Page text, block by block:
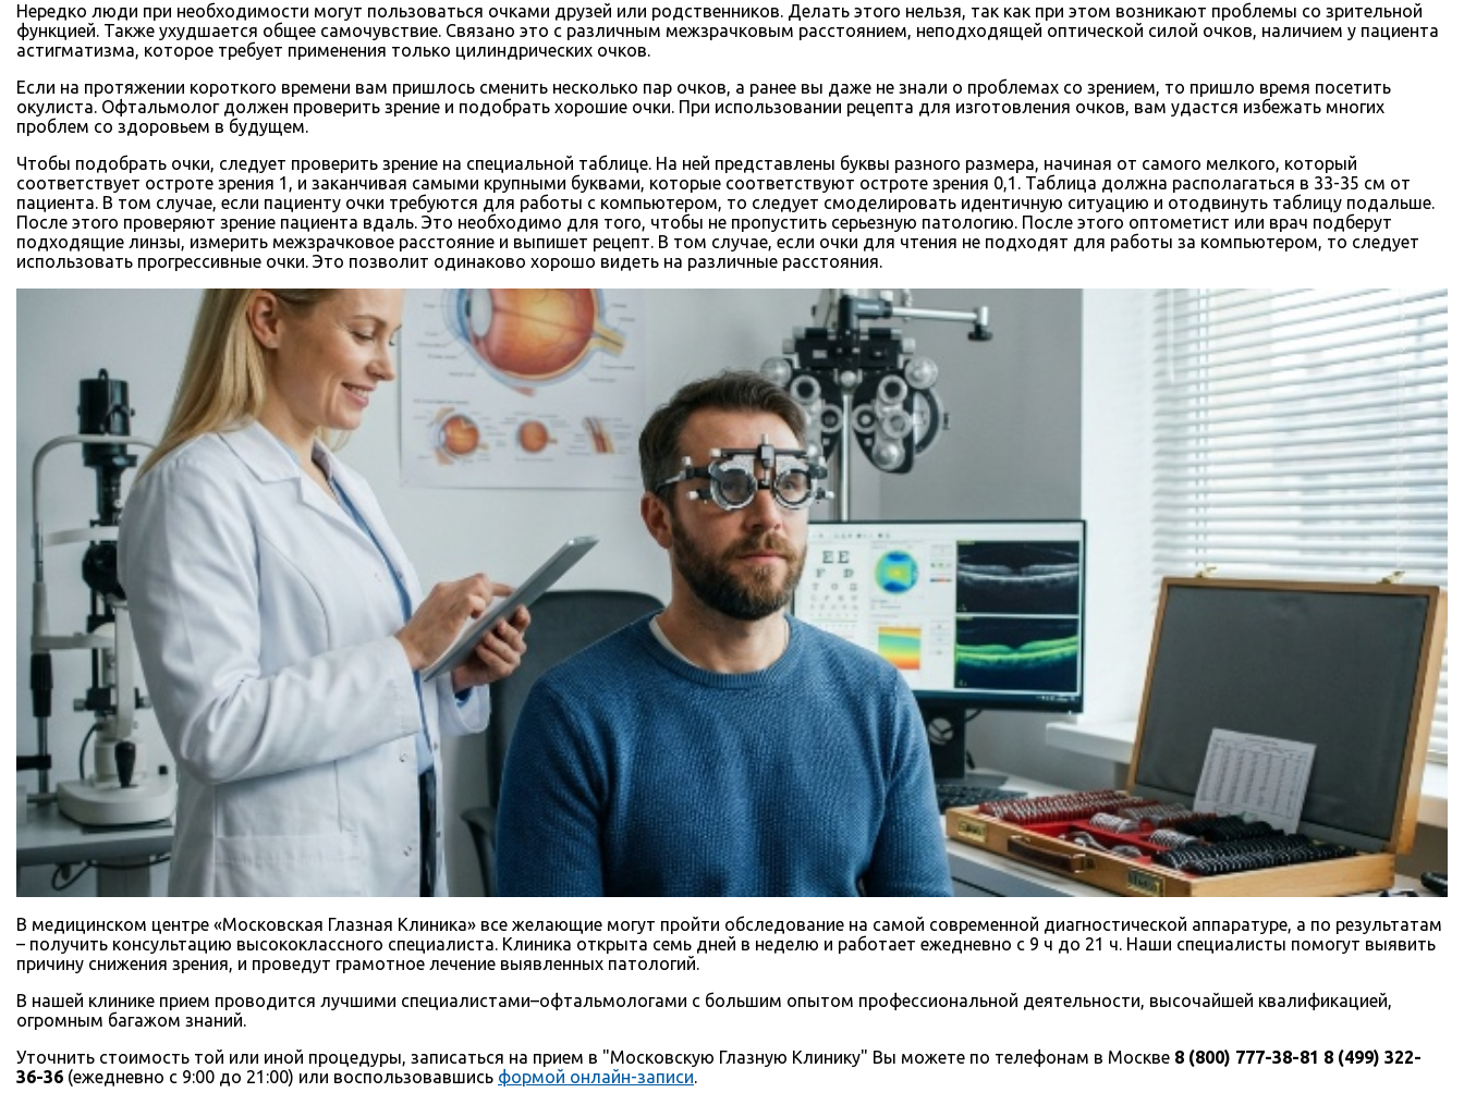
Нередко люди при необходимости могут пользоваться очками друзей или родственников. Делать этого нельзя, так как при этом возникают проблемы со зрительной
функцией. Также ухудшается общее самочувствие. Связано это с различным межзрачковым расстоянием, неподходящей оптической силой очков, наличием у пациента
астигматизма, которое требует применения только цилиндрических очков.
Если на протяжении короткого времени вам пришлось сменить несколько пар очков, а ранее вы даже не знали о проблемах со зрением, то пришло время посетить
окулиста. Офтальмолог должен проверить зрение и подобрать хорошие очки. При использовании рецепта для изготовления очков, вам удастся избежать многих
проблем со здоровьем в будущем.
Чтобы подобрать очки, следует проверить зрение на специальной таблице. На ней представлены буквы разного размера, начиная от самого мелкого, который
соответствует остроте зрения 1, и заканчивая самыми крупными буквами, которые соответствуют остроте зрения 0,1. Таблица должна располагаться в 33-35 см от
пациента. В том случае, если пациенту очки требуются для работы с компьютером, то следует смоделировать идентичную ситуацию и отодвинуть таблицу подальше.
После этого проверяют зрение пациента вдаль. Это необходимо для того, чтобы не пропустить серьезную патологию. После этого оптометист или врач подберут
подходящие линзы, измерить межзрачковое расстояние и выпишет рецепт. В том случае, если очки для чтения не подходят для работы за компьютером, то следует
использовать прогрессивные очки. Это позволит одинаково хорошо видеть на различные расстояния.
В медицинском центре «Московская Глазная Клиника» все желающие могут пройти обследование на самой современной диагностической аппаратуре, а по результатам
– получить консультацию высококлассного специалиста. Клиника открыта семь дней в неделю и работает ежедневно с 9 ч до 21 ч. Наши специалисты помогут выявить
причину снижения зрения, и проведут грамотное лечение выявленных патологий.
В нашей клинике прием проводится лучшими специалистами–офтальмологами с большим опытом профессиональной деятельности, высочайшей квалификацией,
огромным багажом знаний.
Уточнить стоимость той или иной процедуры, записаться на прием в "Московскую Глазную Клинику" Вы можете по телефонам в Москве 8 (800) 777-38-81 8 (499) 322-
36-36 (ежедневно с 9:00 до 21:00) или воспользовавшись формой онлайн-записи